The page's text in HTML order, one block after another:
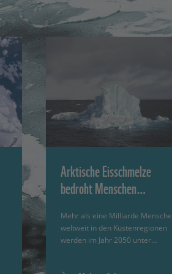
Arktische Eisschmelze
bedroht Menschen…
Mehr als eine Milliarde
weltweit in den Küstenregionen
werden im Jahr 2050 unter…